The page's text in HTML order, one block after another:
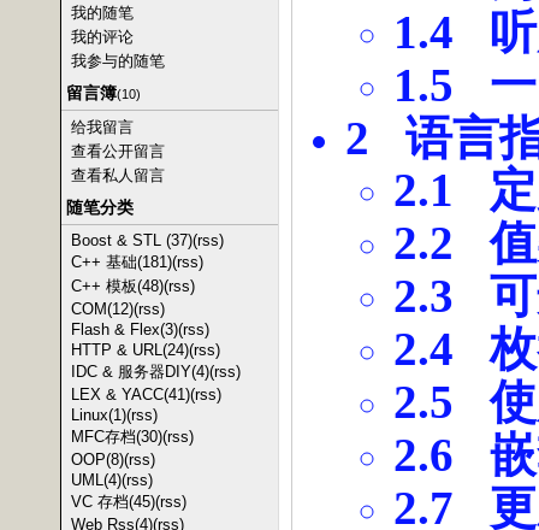
我的随笔
我的评论
我参与的随笔
留言簿(10)
给我留言
查看公开留言
查看私人留言
随笔分类
Boost & STL (37)(rss)
C++ 基础(181)(rss)
C++ 模板(48)(rss)
COM(12)(rss)
Flash & Flex(3)(rss)
HTTP & URL(24)(rss)
IDC & 服务器DIY(4)(rss)
LEX & YACC(41)(rss)
Linux(1)(rss)
MFC存档(30)(rss)
OOP(8)(rss)
UML(4)(rss)
VC 存档(45)(rss)
Web Rss(4)(rss)
1.4
1.5
2 语言
2.1
2.2
2.3
2.4
2.5
2.6
2.7